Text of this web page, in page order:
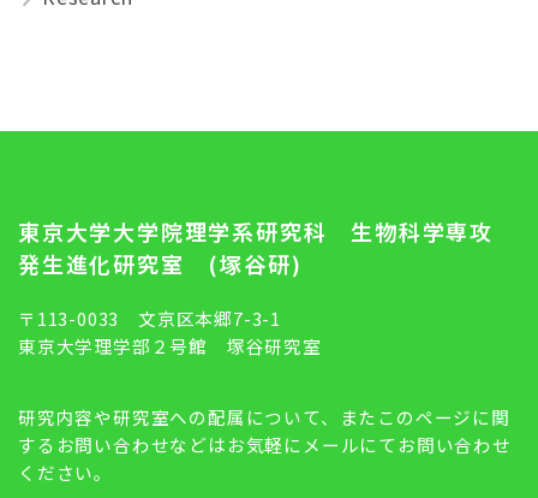
東京大学大学院理学系研究科 生物科学専攻
発生進化研究室 (塚谷研)
〒113-0033 文京区本郷7-3-1
東京大学理学部２号館 塚谷研究室
研究内容や研究室への配属について、またこのページに関
するお問い合わせなどはお気軽にメールにてお問い合わせ
ください。